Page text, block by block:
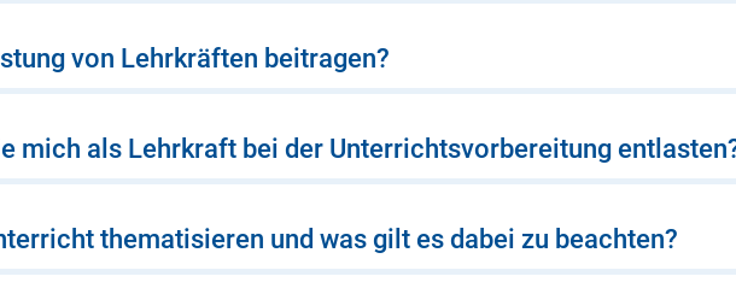
von Lehrkräften beitragen?
mich als Lehrkraft bei der Unterrichtsvorbereitung
thematisieren und was gilt es dabei zu beachten?